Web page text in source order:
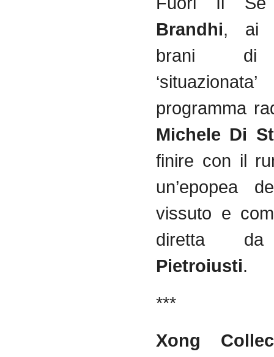
Brandhi, ai
brani di
programma
Michele Di
finire con il
un’epopea
vissuto e
diretta da
Pietroiusti.
***
Xong